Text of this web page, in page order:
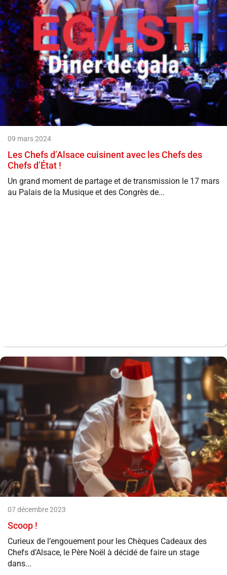
09 mars 2024
Les Chefs d’Alsace cuisinent avec les Chefs des
Chefs d’État !
Un grand moment de partage et de transmission le 17 mars
au Palais de la Musique et des Congrès de...
07 décembre 2023
Scoop !
Curieux de l’engouement pour les Chèques Cadeaux des
Chefs d’Alsace, le Père Noël à décidé de faire un stage
dans...